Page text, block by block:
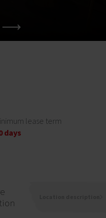
lease term
days